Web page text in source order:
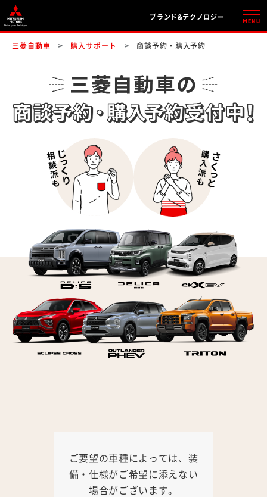
ブランド&テクノロジー
MENU
三菱自動車 購入サポート 商談予約・購入予約
ご要望の車種によっては、装
備・仕様がご希望に添えない
場合がございます。